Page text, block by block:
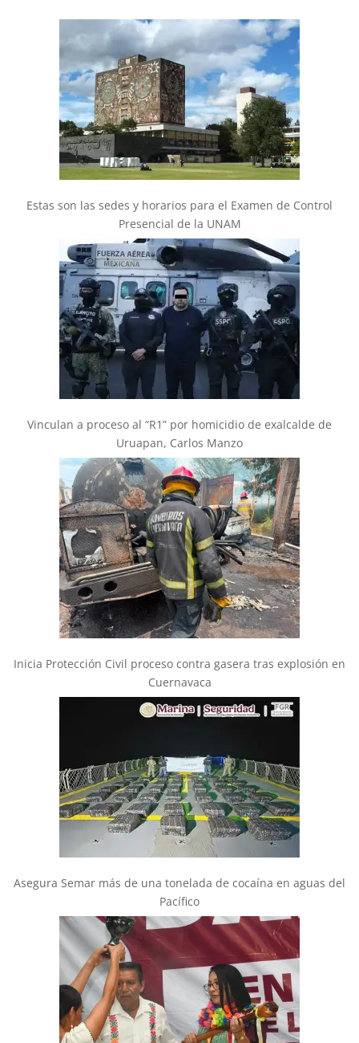
Estas son las sedes y horarios para el Examen de Control
Presencial de la UNAM
Vinculan a proceso al “R1” por homicidio de exalcalde de
Uruapan, Carlos Manzo
Inicia Protección Civil proceso contra gasera tras explosión en
Cuernavaca
Asegura Semar más de una tonelada de cocaína en aguas del
Pacífico